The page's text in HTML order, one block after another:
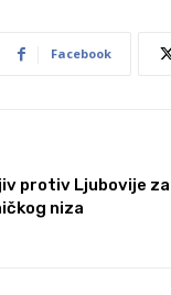
Facebook
protiv Ljubovije za
niza